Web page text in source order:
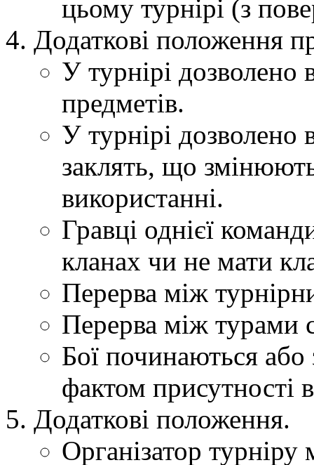
цьому турнірі (з
Додаткові положення
У турнірі дозволено
предметів.
У турнірі дозволено
заклять, що
використанні.
Гравці однієї
кланах чи не мати
Перерва між
Перерва між турами
Бої починаються або
фактом присутності
Додаткові положення.
Організатор